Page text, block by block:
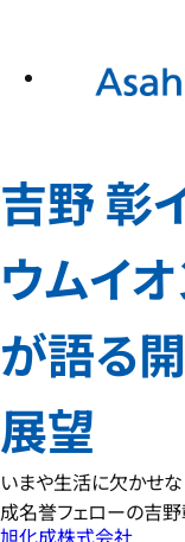
吉野 彰
ウムイ
が語る
展望
いまや生活に欠かせ
成名誉フェローの吉野
旭化成株式会社